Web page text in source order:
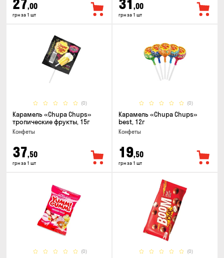
27,00
грн за 1 шт
31 ,00
грн за 1 шт
(0)
Карамель «Chupa Chups»
тропические фрукты, 15г
Конфеты
37,50
грн за 1 шт
(0)
Карамель «Chupa Chups»
best, 12г
Конфеты
19,50
грн за 1 шт
(0) (0)